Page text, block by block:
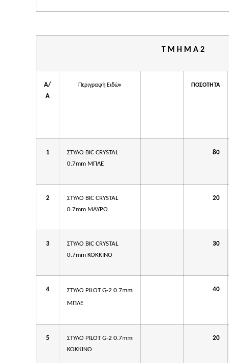
Τ Μ Η Μ Α 2
Α/
Α
Περιγραφή Ειδών ΠΟΣΟΤΗΤΑ
1
ΣΤΥΛΟ BIC CRYSTAL
0.7mm ΜΠΛΕ
80
2
ΣΤΥΛΟ BIC CRYSTAL
0.7mm ΜΑΥΡΟ
20
3
ΣΤΥΛΟ BIC CRYSTAL
0.7mm ΚΟΚΚΙΝΟ
30
4 ΣΤΥΛΟ PILOT G-2 0.7mm
ΜΠΛΕ
40
5
ΣΤΥΛΟ PILOT G-2 0.7mm
ΚΟΚΚΙΝΟ
20